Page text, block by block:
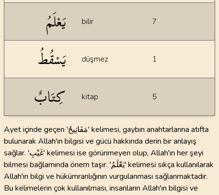
يَعْلَمُ bilir 7
يَسْقُطُ düşmez 1
كِتَابٌ kitap 5
Ayet içinde geçen 'مَفَاتِيحُ' kelimesi, gaybın anahtarlarına atıfta
bulunarak Allah'ın bilgisi ve gücü hakkında derin bir anlayış
sağlar. 'غَيْبِ' kelimesi ise görünmeyen olup, Allah'ın her şeyi
bilmesi bağlamında önem taşır. 'يَعْلَمُ' kelimesi sıkça kullanılarak
Allah'ın bilgi ve hükümranlığının vurgulanması sağlanmaktadır.
Bu kelimelerin çok kullanılması, insanların Allah'ın bilgisi ve